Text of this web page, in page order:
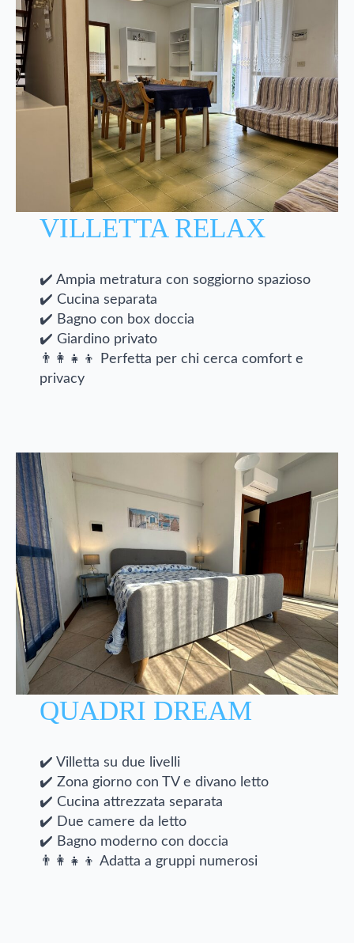
VILLETTA RELAX
✔️ Ampia metratura con soggiorno spazioso
✔️ Cucina separata
✔️ Bagno con box doccia
✔️ Giardino privato
👨‍👩‍👧‍👦 Perfetta per chi cerca comfort e
privacy
QUADRI DREAM
✔️ Villetta su due livelli
✔️ Zona giorno con TV e divano letto
✔️ Cucina attrezzata separata
✔️ Due camere da letto
✔️ Bagno moderno con doccia
👨‍👩‍👧‍👦 Adatta a gruppi numerosi